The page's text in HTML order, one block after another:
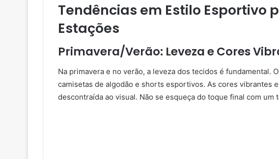
Tendências em Estilo Esportivo
Estações
Primavera/Verão: Leveza e Cores
Na primavera e no verão, a leveza dos tecidos é fundamental.
camisetas de algodão e shorts esportivos. As cores vibrantes
descontraída ao visual. Não se esqueça do toque final com